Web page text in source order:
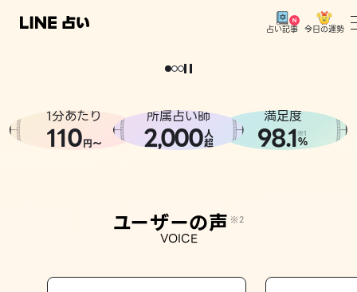
占い記事 今日の運勢
相談事例
どうせなら
。
1分あたり
110円〜
所属占い師
2,000人
超
満足度
98.1※1
%
ユーザーの声 ※2
VOICE